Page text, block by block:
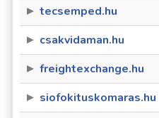
tecsemped.hu
csakvidaman.hu
freightexchange.hu
siofokituskomaras.hu